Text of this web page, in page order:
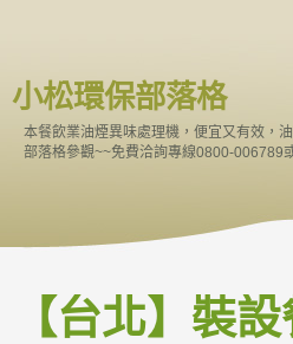
小松環保部落格
本餐飲業油煙異味處理機，便宜又有效，
部落格參觀~~免費洽詢專線0800-006789
【台北】裝